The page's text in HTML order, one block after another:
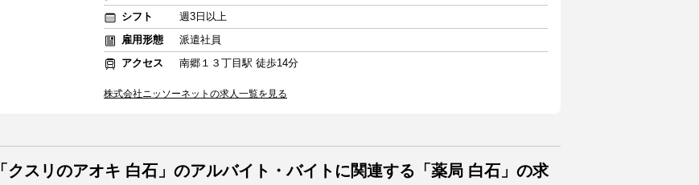
シフト
週3日以上
雇用形態
派遣社員
アクセス
南郷１３丁目駅 徒歩14分
株式会社ニッソーネットの求人一覧を見る
「クスリのアオキ 白石」のアルバイト・バイトに関連する「薬局 白石」の求